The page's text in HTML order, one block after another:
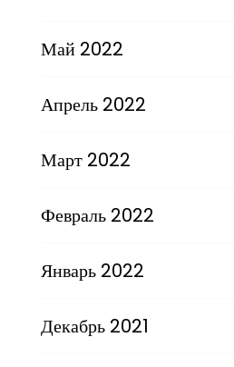
Май 2022
Апрель 2022
Март 2022
Февраль 2022
Январь 2022
Декабрь 2021